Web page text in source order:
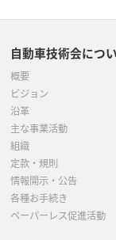
自動車技術会につ
概要
ビジョン
沿革
主な事業活動
組織
定款・規則
情報開示・公告
各種お手続き
ペーパーレス促進活動